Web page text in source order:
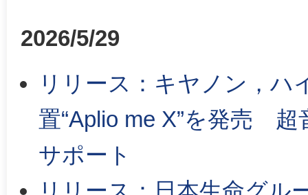
2026/5/29
リリース：キヤノン，ハ
置“Aplio me X”を発売 超
サポート